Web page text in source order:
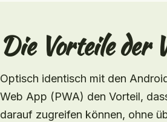
Die Vorteile der
Optisch identisch mit den
Web App (PWA) den Vorteil,
darauf zugreifen können, ohne